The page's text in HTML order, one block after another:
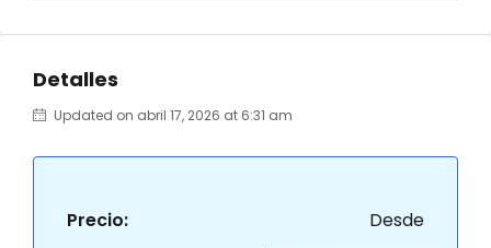
Detalles
Updated on abril 17, 2026 at 6:31 am
Precio:
Desde